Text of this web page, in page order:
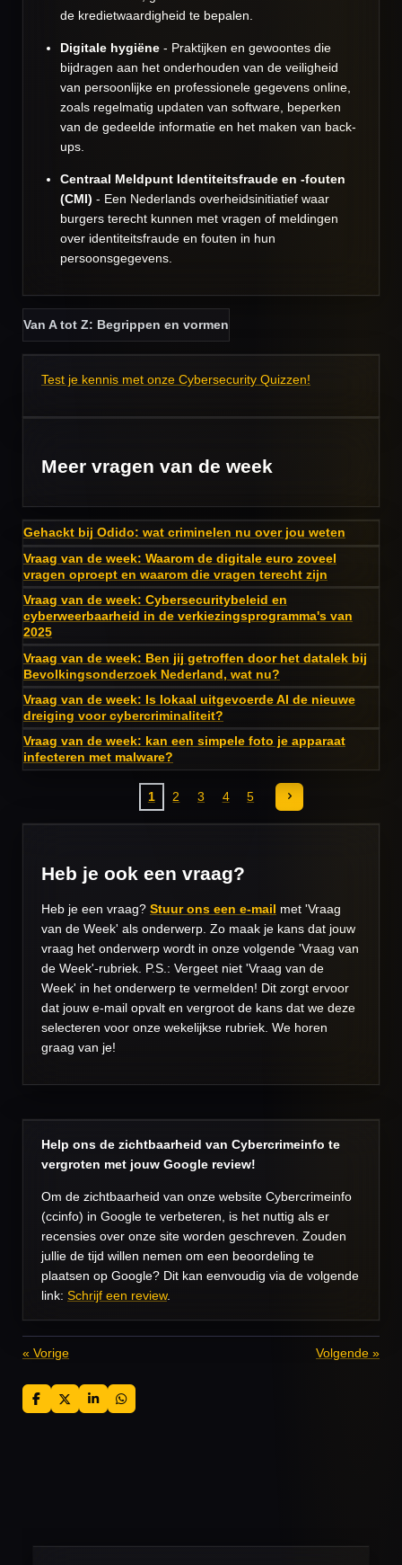
de kredietwaardigheid te bepalen.
Digitale hygiëne - Praktijken en gewoontes die
bijdragen aan het onderhouden van de veiligheid
van persoonlijke en professionele gegevens online,
zoals regelmatig updaten van software, beperken
van de gedeelde informatie en het maken van back-
ups.
Centraal Meldpunt Identiteitsfraude en -fouten
(CMI) - Een Nederlands overheidsinitiatief waar
burgers terecht kunnen met vragen of meldingen
over identiteitsfraude en fouten in hun
persoonsgegevens.
Van A tot Z: Begrippen en vormen
Test je kennis met onze Cybersecurity Quizzen!
Meer vragen van de week
Gehackt bij Odido: wat criminelen nu over jou weten
Vraag van de week: Waarom de digitale euro zoveel
vragen oproept en waarom die vragen terecht zijn
Vraag van de week: Cybersecuritybeleid en
cyberweerbaarheid in de verkiezingsprogramma's van
2025
Vraag van de week: Ben jij getroffen door het datalek bij
Bevolkingsonderzoek Nederland, wat nu?
Vraag van de week: Is lokaal uitgevoerde AI de nieuwe
dreiging voor cybercriminaliteit?
Vraag van de week: kan een simpele foto je apparaat
infecteren met malware?
1 2 3 4 5
Heb je ook een vraag?
Heb je een vraag? Stuur ons een e-mail met 'Vraag
van de Week' als onderwerp. Zo maak je kans dat jouw
vraag het onderwerp wordt in onze volgende 'Vraag van
de Week'-rubriek. P.S.: Vergeet niet 'Vraag van de
Week' in het onderwerp te vermelden! Dit zorgt ervoor
dat jouw e-mail opvalt en vergroot de kans dat we deze
selecteren voor onze wekelijkse rubriek. We horen
graag van je!
Help ons de zichtbaarheid van Cybercrimeinfo te
vergroten met jouw Google review!
Om de zichtbaarheid van onze website Cybercrimeinfo
(ccinfo) in Google te verbeteren, is het nuttig als er
recensies over onze site worden geschreven. Zouden
jullie de tijd willen nemen om een beoordeling te
plaatsen op Google? Dit kan eenvoudig via de volgende
link: Schrijf een review.
« Vorige Volgende »
D
e
D
e
S
h
D
e